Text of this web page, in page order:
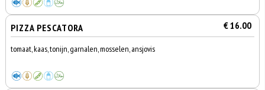
PIZZA PESCATORA € 16.00
tomaat, kaas, tonijn, garnalen, mosselen, ansjovis